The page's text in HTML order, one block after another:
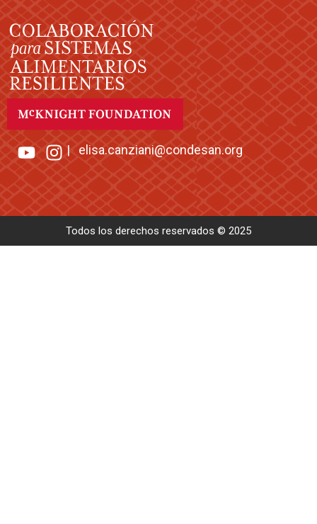
|elisa.canziani@condesan.org
Todos los derechos reservados © 2025